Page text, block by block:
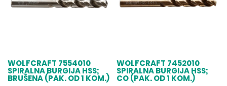
WOLFCRAFT 7554010
SPIRALNA BURGIJA HSS;
BRUŠENA (PAK. OD 1 KOM.)
WOLFCRAFT 7452010
SPIRALNA BURGIJA HSS;
CO (PAK. OD 1 KOM.)